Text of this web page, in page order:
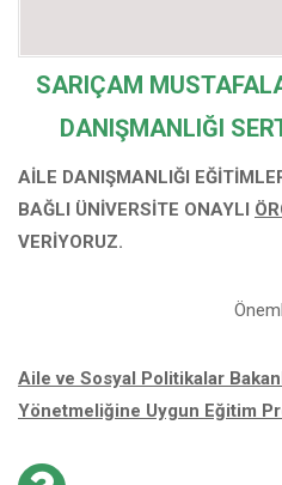
SARIÇAM
DANIŞMANLIĞI
AİLE DANIŞMANLIĞI
BAĞLI ÜNİVERSİTE ONAYLI
VERİYORUZ.
Aile ve Sosyal Politikalar
Yönetmeliğine Uygun Eğitim